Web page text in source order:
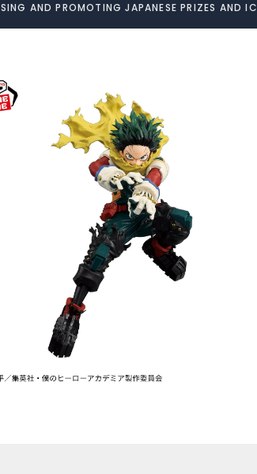
AND PROMOTING JAPANESE PRIZES AND